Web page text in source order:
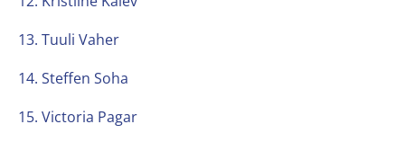
13. Tuuli Vaher
14. Steffen Soha
15. Victoria Pagar